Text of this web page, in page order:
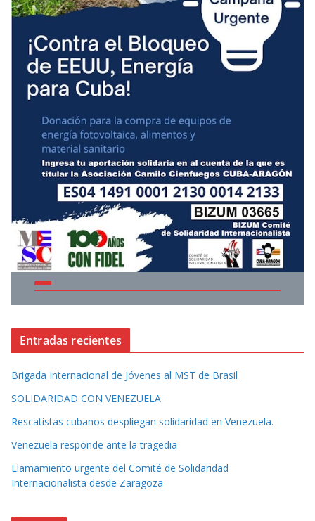
Entradas recientes
Brigada Internacional de Jóvenes al MST de Brasil
SOLIDARIDAD CON VENEZUELA
Rescatistas cubanos despliegan solidaridad en Venezuela.
Venezuela responde ante la tragedia
Llamamiento urgente del Comité de Solidaridad
Internacionalista desde Zaragoza